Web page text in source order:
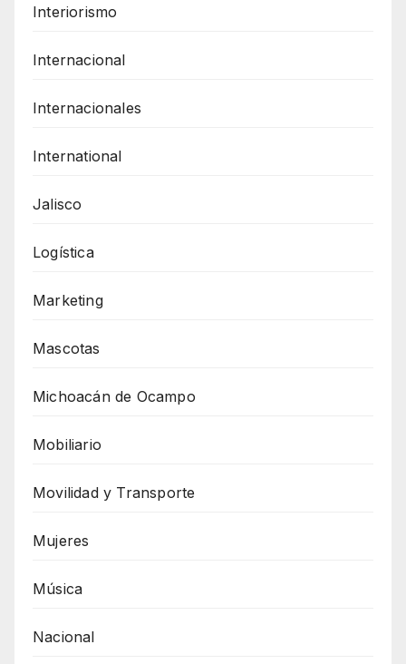
Interiorismo
Internacional
Internacionales
International
Jalisco
Logística
Marketing
Mascotas
Michoacán de Ocampo
Mobiliario
Movilidad y Transporte
Mujeres
Música
Nacional